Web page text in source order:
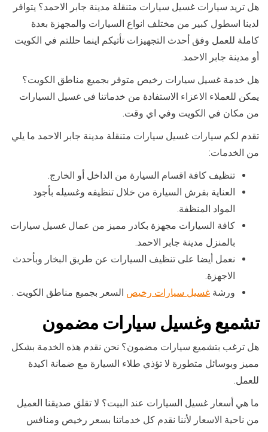
هل تريد سيارات غسيل سيارات متنقلة مدينة جابر الاحمد؟ يتوافر
لدينا اسطول كبير من مختلف انواع السيارات والمجهزة بعدة
كاملة للعمل وفق أحدث التجهيزات تأتيكم اينما حللتم في الكويت
أو مدينة جابر الاحمد.
هل خدمة غسيل سيارات رخيص متوفر بجميع مناطق الكويت؟
يمكن للعملاء الاعزاء الاستفادة من خدماتنا في غسيل السيارات
من مكان في الكويت وفي اي وقت.
تقدم لكم سيارات غسيل سيارات متنقلة مدينة جابر الاحمد ما يلي
من الخدمات:
تنظيف كافة اقسام السيارة من الداخل أو الخارج.
العناية بفرش السيارة من خلال تنظيفه وغسيله بأجود
المواد المنظفة.
كافة السيارات مجهزة بكادر مميز من عمال غسيل سيارات
بالمنزل مدينة جابر الاحمد.
نعمل أيضا على تنظيف السيارات عن طريق البخار وبأحدث
الاجهزة.
ورشة غسيل سيارات رخيص السعر بجميع مناطق الكويت .
تشميع وغسيل سيارات مضمون
هل ترغب بتشميع سيارات مضمون؟ نحن نقدم هذه الخدمة بشكل
مميز وبوسائل متطورة لا تؤذي طلاء السيارة مع ضمانة اكيدة
للعمل.
ما هي أسعار غسيل السيارات عند البيت؟ لا تقلق صديقنا العميل
من ناحية الاسعار لأننا نقدم كل خدماتنا بسعر رخيص ومنافس